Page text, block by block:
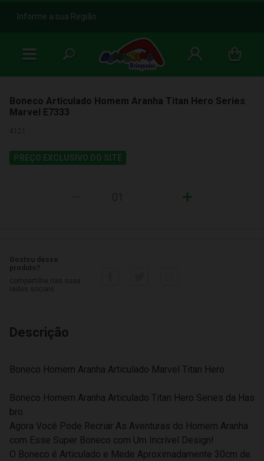
b
Informe a sua Região
Boneco Articulado Homem Aranha Titan Hero Series
Marvel E7333
PREÇO EXCLUSIVO DO SITE
+
Descrição
Boneco Homem Aranha Articulado Marvel Titan Hero
Boneco Homem Aranha Articulado Titan Hero Series da Has
bro.
Agora Você Pode Recriar As Aventuras do Homem Aranha
com Esse Super Boneco com Um Incrível Design!
O Boneco é Articulado e Mede Aproximadamente 30cm de